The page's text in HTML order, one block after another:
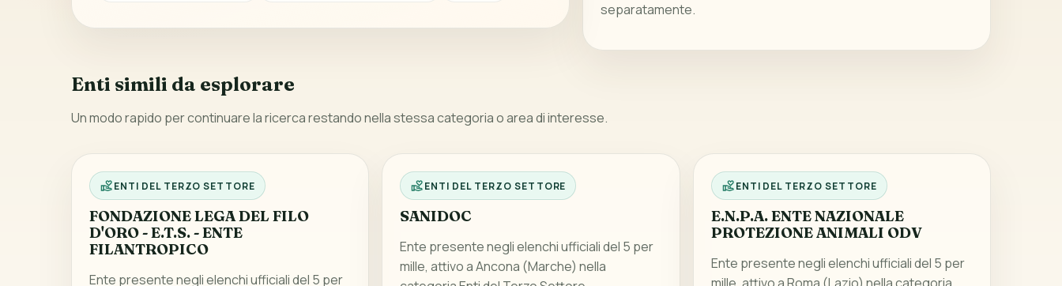
separatamente.
Enti simili da esplorare
Un modo rapido per continuare la ricerca restando nella stessa categoria o area di interesse.
ENTI DEL TERZO SETTORE
FONDAZIONE LEGA DEL FILO
D'ORO - E.T.S. - ENTE
FILANTROPICO
Ente presente negli elenchi ufficiali del 5 per
ENTI DEL TERZO SETTORE
SANIDOC
Ente presente negli elenchi ufficiali del 5 per
mille, attivo a Ancona (Marche) nella
ENTI DEL TERZO SETTORE
E.N.P.A. ENTE NAZIONALE
PROTEZIONE ANIMALI ODV
Ente presente negli elenchi ufficiali del 5 per